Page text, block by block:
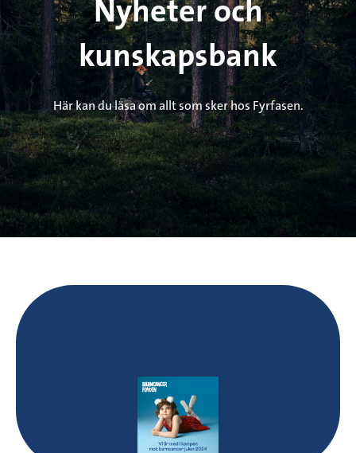
Nyheter och
kunskapsbank
Här kan du läsa om allt som sker hos Fyrfasen.